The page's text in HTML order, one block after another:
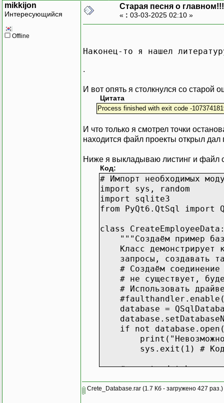
mikkijon
Интересующийся
Offline
Старая песня о главном!!!
« : 03-03-2025 02:10 »
Наконец-то я нашел
.
И вот опять я столкнулся со старой
Цитата
Process finished with exit code -
И что только я смотрел точки
находится файл проекты открыл
Ниже я выкладываю листинг и файл
Код:
# Импорт необходимых
import sys, random
import sqlite3
from PyQt6.QtSql import
class
"""Создаём пример
Класс демонстрирует
запросы, создавать
# Создаём соединение
# не существует,
# Использовать
database =
if not
print("Невозможно
sys.exit(1) # Код
# create database
# Стирание
Crete_Database.rar (1.7 Кб - загружено 427 раз.)